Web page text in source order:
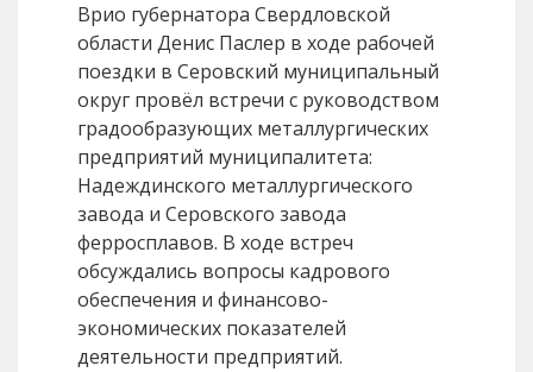
Врио губернатора Свердловской
области Денис Паслер в ходе рабочей
поездки в Серовский муниципальный
округ провёл встречи с руководством
градообразующих металлургических
предприятий муниципалитета:
Надеждинского металлургического
завода и Серовского завода
ферросплавов. В ходе встреч
обсуждались вопросы кадрового
обеспечения и финансово-
экономических показателей
деятельности предприятий.